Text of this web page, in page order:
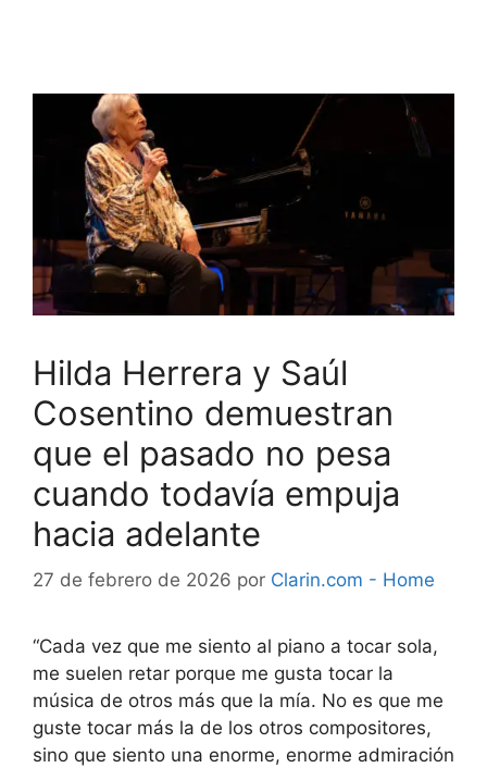
Hilda Herrera y Saúl
Cosentino demuestran
que el pasado no pesa
cuando todavía empuja
hacia adelante
27 de febrero de 2026 por Clarin.com - Home
“Cada vez que me siento al piano a tocar sola,
me suelen retar porque me gusta tocar la
música de otros más que la mía. No es que me
guste tocar más la de los otros compositores,
sino que siento una enorme, enorme admiración